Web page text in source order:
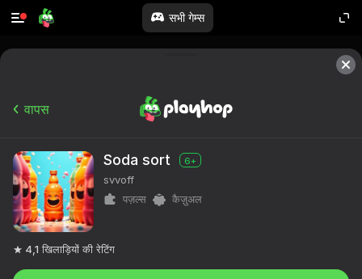
सभी गेम्स
वापस
Soda sort 6+
svvoff
पज़ल्स
कैज़ुअल
4,1 खिलाड़ियों की रेटिंग